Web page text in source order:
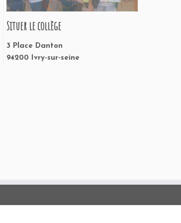
Situer le collège
3 Place Danton
94200 Ivry-sur-seine